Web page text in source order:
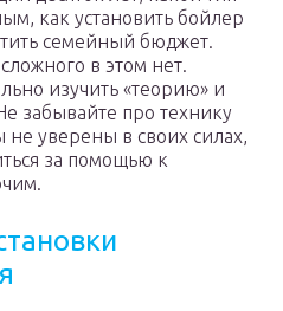
как установить бойлер
семейный бюджет.
в этом нет.
изучить «теорию» и
забывайте про технику
не уверены в своих силах,
за помощью к